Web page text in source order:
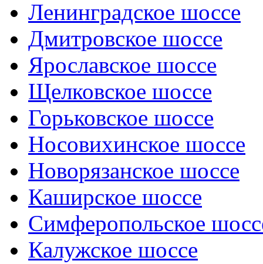
Ленинградское шоссе
Дмитровское шоссе
Ярославское шоссе
Щелковское шоссе
Горьковское шоссе
Носовихинское шоссе
Новорязанское шоссе
Каширское шоссе
Симферопольское
Калужское шоссе